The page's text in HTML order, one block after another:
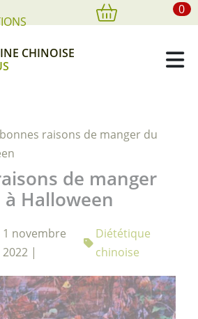
0
CHINOISE
raisons de manger du
de manger
Halloween
1 novembre
2022 |
Diététique
chinoise